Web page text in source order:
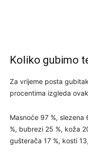
Koliko gubimo
Za vrijeme posta
procentima izgleda
Masnoće 97 %,
%, bubrezi 25 %, koža
gušterača 17 %, kosti